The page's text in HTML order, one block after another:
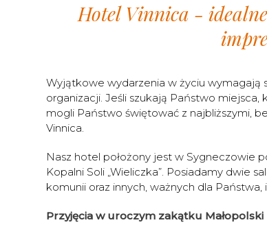
Hotel Vinnica -
Wyjątkowe wydarzenia w życiu wymagają
organizacji. Jeśli szukają Państwo
mogli Państwo świętować z najbliższymi,
Vinnica.
Nasz hotel położony jest w Sygneczowie
Kopalni Soli „Wieliczka”. Posiadamy dwie
komunii oraz innych, ważnych dla
Przyjęcia w uroczym zakątku Małopolski